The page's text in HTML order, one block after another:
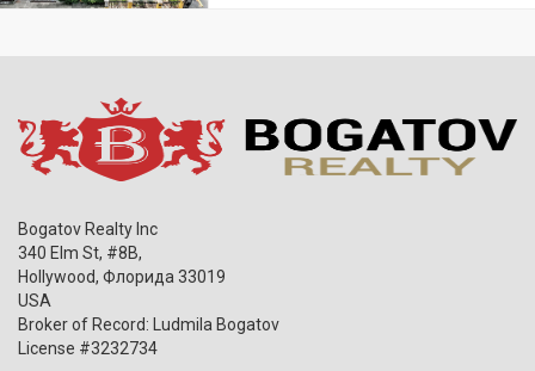
Bogatov Realty Inc
340 Elm St, #8B,
Hollywood, Флорида 33019
USA
Broker of Record: Ludmila Bogatov
License #3232734